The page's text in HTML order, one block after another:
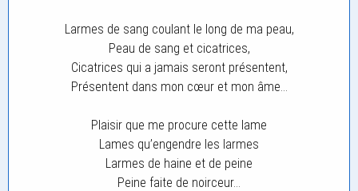
Larmes de sang coulant le long de ma peau,
Peau de sang et cicatrices,
Cicatrices qui a jamais seront présentent,
Présentent dans mon cœur et mon âme…
Plaisir que me procure cette lame
Lames qu’engendre les larmes
Larmes de haine et de peine
Peine faite de noirceur…